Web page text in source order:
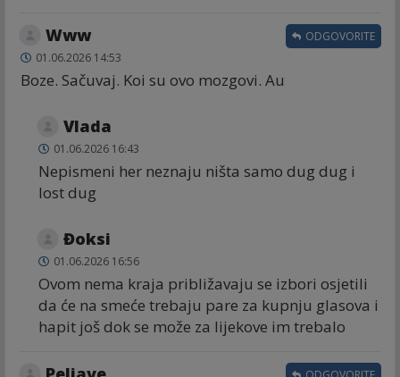
Www
01.06.2026 14:53
Boze. Sačuvaj. Koi su ovo mozgovi. Au
ODGOVORITE
Vlada
01.06.2026 16:43
Nepismeni her neznaju ništa samo dug dug i
lost dug
Đoksi
01.06.2026 16:56
Ovom nema kraja približavaju se izbori osjetili
da će na smeće trebaju pare za kupnju glasova i
hapit još dok se može za lijekove im trebalo